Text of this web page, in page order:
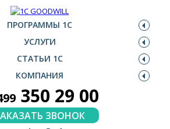
ПРОГРАММЫ 1С
УСЛУГИ
СТАТЬИ 1С
КОМПАНИЯ
350 29 00
ЗВОНОК